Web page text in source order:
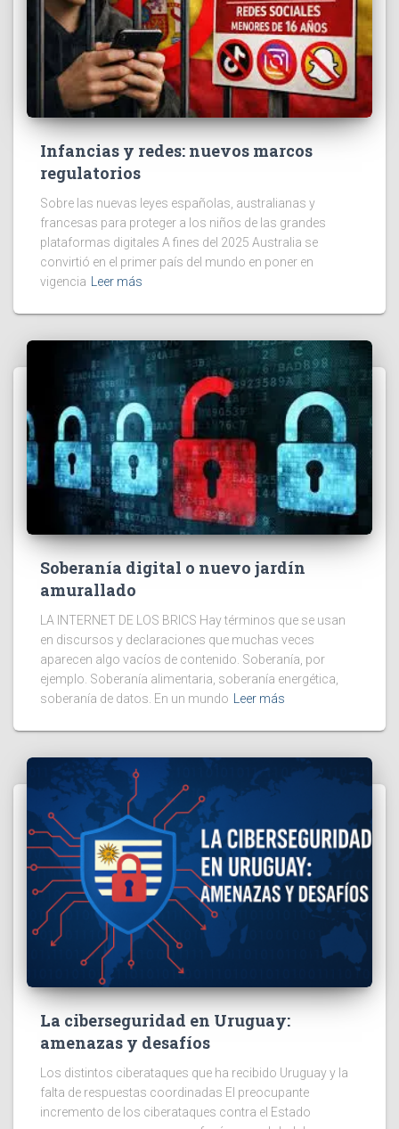
Infancias y redes: nuevos marcos
regulatorios
Sobre las nuevas leyes españolas, australianas y
francesas para proteger a los niños de las grandes
plataformas digitales A fines del 2025 Australia se
convirtió en el primer país del mundo en poner en
vigencia Leer más
Soberanía digital o nuevo jardín
amurallado
LA INTERNET DE LOS BRICS Hay términos que se usan
en discursos y declaraciones que muchas veces
aparecen algo vacíos de contenido. Soberanía, por
ejemplo. Soberanía alimentaria, soberanía energética,
soberanía de datos. En un mundo Leer más
La ciberseguridad en Uruguay:
amenazas y desafíos
Los distintos ciberataques que ha recibido Uruguay y la
falta de respuestas coordinadas El preocupante
incremento de los ciberataques contra el Estado